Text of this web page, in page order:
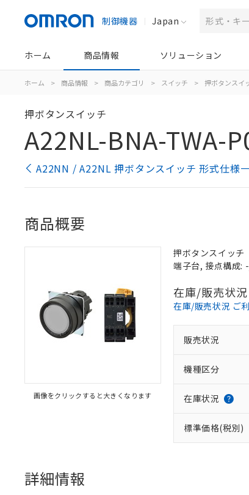
制御機器 Japan
ホーム 商品情報 ソリューション
ホーム > 商品情報 > 商品カテゴリ > スイッチ > 押ボタンスイ
押ボタンスイッチ
A22NL-BNA-TWA-
A22NN / A22NL 押ボタンスイッチ 形式仕様
商品概要
画像をクリックすると大きくなります
押ボタンスイッチ
端子台, 接点構成:
在庫/販売状況
在庫/販売状況 ご
販売状況
機種区分
在庫状況
標準価格(税別)
詳細情報